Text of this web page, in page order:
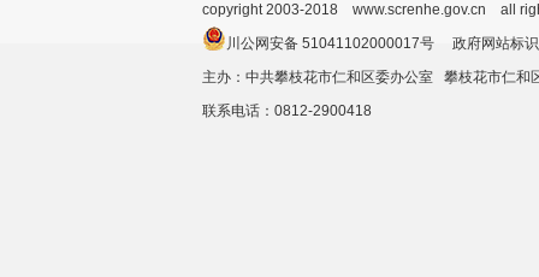
copyright 2003-2018 www.screnhe.gov.cn all
川公网安备 51041102000017号 政府网站
主办：中共攀枝花市仁和区委办公室 攀枝花市仁
联系电话：0812-2900418